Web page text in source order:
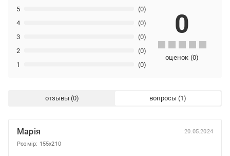
1 (0)
2 (0)
3 (0)
4 (0)
5 (0)
0
оценок (0)
отзывы вопросы
Марія
20.05.2024
Розмір: 155x210